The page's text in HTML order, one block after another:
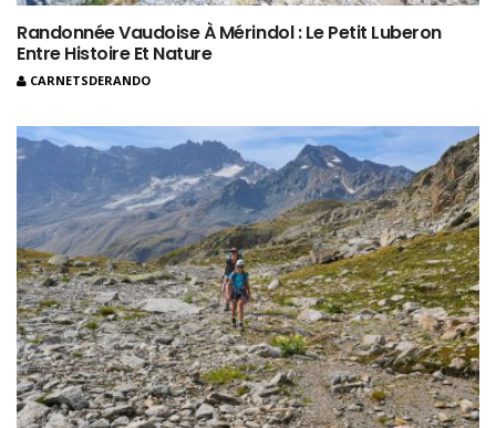
Randonnée Vaudoise À Mérindol : Le Petit Luberon
Entre Histoire Et Nature
CARNETSDERANDO